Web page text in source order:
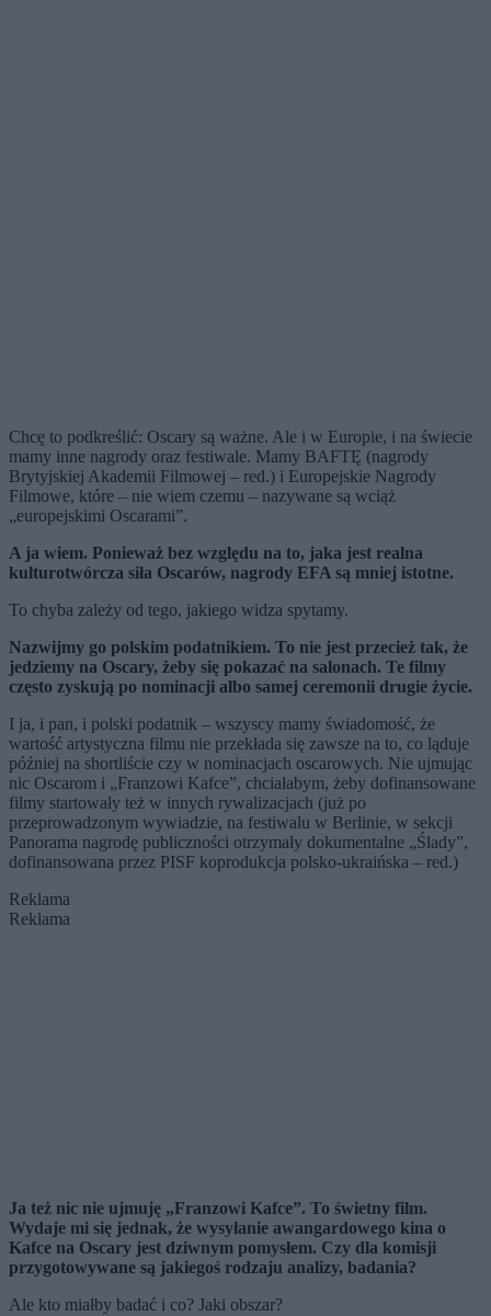
Chcę to podkreślić: Oscary są ważne. Ale i w Europie, i na świecie
mamy inne nagrody oraz festiwale. Mamy BAFTĘ (nagrody
Brytyjskiej Akademii Filmowej – red.) i Europejskie Nagrody
Filmowe, które – nie wiem czemu – nazywane są wciąż
„europejskimi Oscarami”.
A ja wiem. Ponieważ bez względu na to, jaka jest realna
kulturotwórcza siła Oscarów, nagrody EFA są mniej istotne.
To chyba zależy od tego, jakiego widza spytamy.
Nazwijmy go polskim podatnikiem. To nie jest przecież tak, że
jedziemy na Oscary, żeby się pokazać na salonach. Te filmy
często zyskują po nominacji albo samej ceremonii drugie życie.
I ja, i pan, i polski podatnik – wszyscy mamy świadomość, że
wartość artystyczna filmu nie przekłada się zawsze na to, co ląduje
później na shortliście czy w nominacjach oscarowych. Nie ujmując
nic Oscarom i „Franzowi Kafce”, chciałabym, żeby dofinansowane
filmy startowały też w innych rywalizacjach (już po
przeprowadzonym wywiadzie, na festiwalu w Berlinie, w sekcji
Panorama nagrodę publiczności otrzymały dokumentalne „Ślady”,
dofinansowana przez PISF koprodukcja polsko-ukraińska – red.)
Reklama
Reklama
Ja też nic nie ujmuję „Franzowi Kafce”. To świetny film.
Wydaje mi się jednak, że wysyłanie awangardowego kina o
Kafce na Oscary jest dziwnym pomysłem. Czy dla komisji
przygotowywane są jakiegoś rodzaju analizy, badania?
Ale kto miałby badać i co? Jaki obszar?